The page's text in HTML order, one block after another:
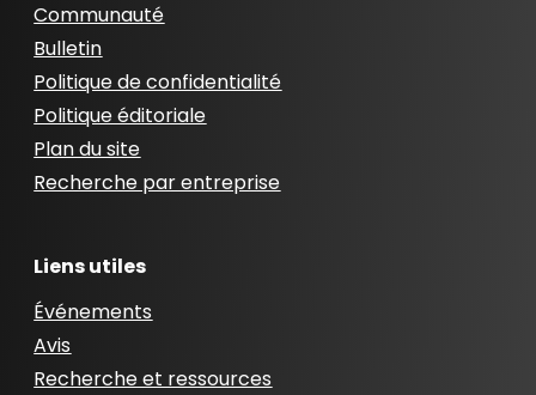
Communauté
Bulletin
Politique de confidentialité
Politique éditoriale
Plan du site
Recherche par entreprise
Liens utiles
Événements
Avis
Recherche et ressources